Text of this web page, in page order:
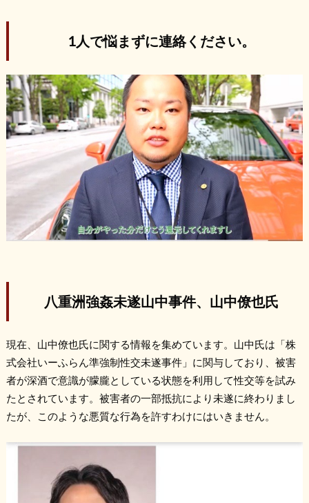
1人で悩まずに連絡ください。
八重洲強姦未遂山中事件、山中僚也氏
現在、山中僚也氏に関する情報を集めています。山中氏は「株
式会社いーふらん準強制性交未遂事件」に関与しており、被害
者が深酒で意識が朦朧としている状態を利用して性交等を試み
たとされています。被害者の一部抵抗により未遂に終わりまし
たが、このような悪質な行為を許すわけにはいきません。